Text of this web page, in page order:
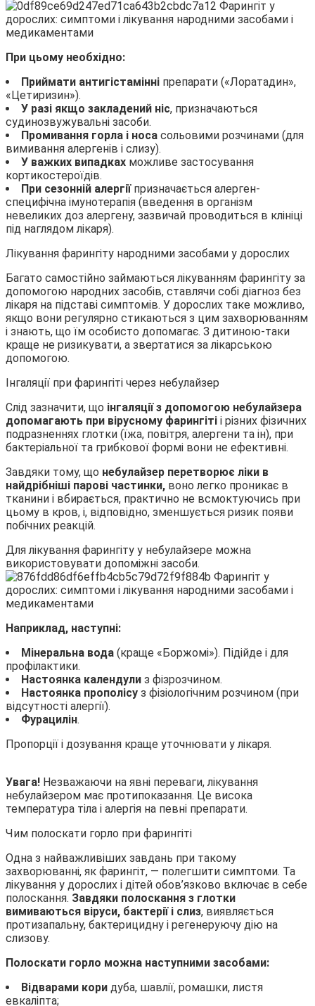
При цьому необхідно:
Приймати антигістамінні препарати («Лоратадин»,
«Цетиризин»).
У разі якщо закладений ніс, призначаються
судинозвужувальні засоби.
Промивання горла і носа сольовими розчинами (для
вимивання алергенів і слизу).
У важких випадках можливе застосування
кортикостероїдів.
При сезонній алергіїпризначається алерген-
специфічна імунотерапія (введення в організм
невеликих доз алергену, зазвичай проводиться в клініці
під наглядом лікаря).
Лікування фарингіту народними засобами у дорослих
Багато самостійно займаються лікуванням фарингіту за
допомогою народних засобів, ставлячи собі діагноз без
лікаря на підставі симптомів. У дорослих таке можливо,
якщо вони регулярно стикаються з цим захворюванням
і знають, що їм особисто допомагає. З дитиною-таки
краще не ризикувати, а звертатися за лікарською
допомогою.
Інгаляції при фарингіті через небулайзер
Слід зазначити, що інгаляції з допомогою небулайзера
допомагають при вірусному фарингіті і різних фізичних
подразненнях глотки (їжа, повітря, алергени та ін), при
бактеріальної та грибкової формі вони не ефективні.
Завдяки тому, що небулайзер перетворює ліки в
найдрібніші парові частинки, воно легко проникає в
тканини і вбирається, практично не всмоктуючись при
цьому в кров, і, відповідно, зменшується ризик появи
побічних реакцій.
Для лікування фарингіту у небулайзере можна
використовувати допоміжні засоби.
Наприклад, наступні:
Мінеральна вода (краще «Боржомі»). Підійде і для
профілактики.
Настоянка календули з фізрозчином.
Настоянка прополісу з фізіологічним розчином (при
відсутності алергії).
Фурацилін.
Пропорції і дозування краще уточнювати у лікаря.
Увага! Незважаючи на явні переваги, лікування
небулайзером має протипоказання. Це висока
температура тіла і алергія на певні препарати.
Чим полоскати горло при фарингіті
Одна з найважливіших завдань при такому
захворюванні, як фарингіт, — полегшити симптоми. Та
лікування у дорослих і дітей обов’язково включає в себе
полоскання. Завдяки полоскання з глотки
вимиваються віруси, бактерії і слиз, виявляється
протизапальну, бактерицидну і регенеруючу дію на
слизову.
Полоскати горло можна наступними засобами:
Відварами кори дуба, шавлії, ромашки, листя
евкаліпта;